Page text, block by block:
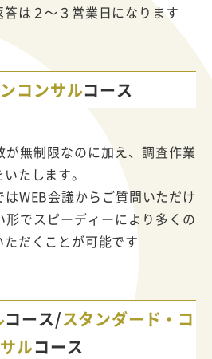
は２～３営業日になります
コンサルコース
無制限なのに加え、調査作業
たします。
WEB会議からご質問いただけ
形でスピーディーにより多くの
だくことが可能です
コース/スタンダード・コ
ルコース